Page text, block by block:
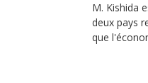
M. Kishida
deux pays
que